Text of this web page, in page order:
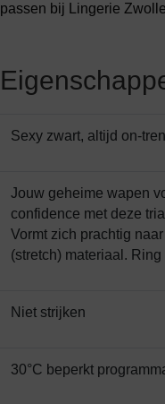
passen bij Lingerie
Sexy zwart, altijd on-
Jouw geheime wapen
confidence met deze
Vormt zich prachtig
(stretch) materiaal.
Niet strijken
30°C beperkt